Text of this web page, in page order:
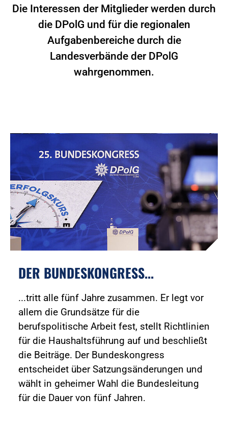
Die Interessen der Mitglieder werden durch
die DPolG und für die regionalen
Aufgabenbereiche durch die
Landesverbände der DPolG
wahrgenommen.
DER BUNDESKONGRESS...
...tritt alle fünf Jahre zusammen. Er legt vor
allem die Grundsätze für die
berufspolitische Arbeit fest, stellt Richtlinien
für die Haushaltsführung auf und beschließt
die Beiträge. Der Bundeskongress
entscheidet über Satzungsänderungen und
wählt in geheimer Wahl die Bundesleitung
für die Dauer von fünf Jahren.